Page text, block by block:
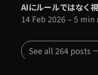
AIにルールではなく
14 Feb 2026 – 5 min
See all 264 posts